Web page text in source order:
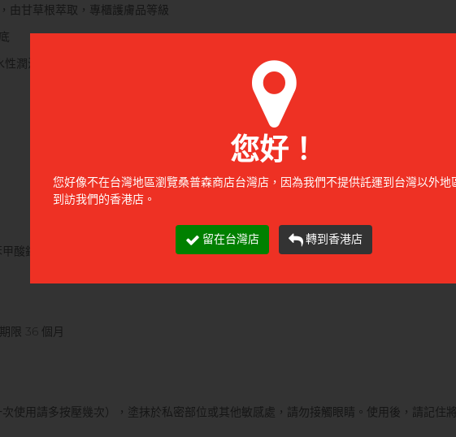
甘草根萃取，專櫃護膚品等級
滑延展劑，更添絲滑觸感
酸鈉，氫氧化鈉，甘草酸二鉀
限 36 個月
使用請多按壓幾次），塗抹於私密部位或其他敏感處，請勿接觸眼睛。使用後，請記住
您好！
您好像不在台灣地區瀏覽桑普森商店台灣店，因為我們不提供託運到台灣以外地
到訪我們的香港店。
留在台灣店 轉到香港店